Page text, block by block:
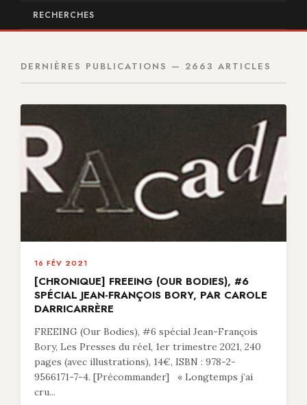
RECHERCHES
DERNIÈRES PUBLICATIONS — 2663 ARTICLES
16 FÉV 2021
[CHRONIQUE] FREEING (OUR BODIES), #6
SPÉCIAL JEAN-FRANÇOIS BORY, PAR CAROLE
DARRICARRÈRE
FREEING (Our Bodies), #6 spécial Jean-François
Bory, Les Presses du réel, 1er trimestre 2021, 240
pages (avec illustrations), 14€, ISBN : 978-2-
9566171-7-4. [Précommander] « Longtemps j’ai
cru...